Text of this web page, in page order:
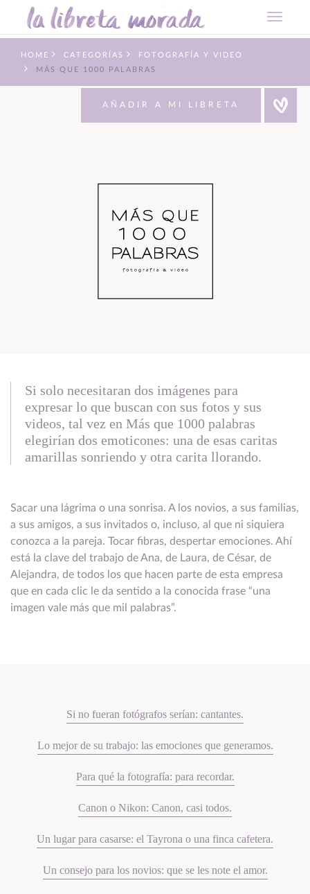
HOME CATEGORÍAS
FOTOGRAFÍA Y VIDEO
MÁS QUE 1000 PALABRAS
AÑADIR A MI LIBRETA
Si solo necesitaran dos imágenes para
expresar lo que buscan con sus fotos y sus
videos, tal vez en Más que 1000 palabras
elegirían dos emoticones: una de esas caritas
amarillas sonriendo y otra carita llorando.
Sacar una lágrima o una sonrisa. A los novios, a sus familias,
a sus amigos, a sus invitados o, incluso, al que ni siquiera
conozca a la pareja. Tocar fibras, despertar emociones. Ahí
está la clave del trabajo de Ana, de Laura, de César, de
Alejandra, de todos los que hacen parte de esta empresa
que en cada clic le da sentido a la conocida frase “una
imagen vale más que mil palabras”.
Si no fueran fotógrafos serían: cantantes.
Lo mejor de su trabajo: las emociones que generamos.
Para qué la fotografía: para recordar.
Canon o Nikon: Canon, casi todos.
Un lugar para casarse: el Tayrona o una finca cafetera.
Un consejo para los novios: que se les note el amor.